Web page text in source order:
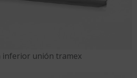
inferior unión tramex